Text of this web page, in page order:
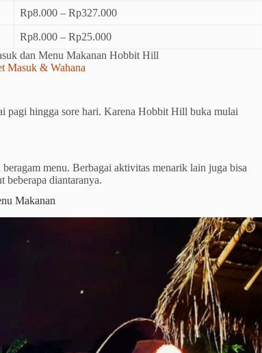
Rp8.000 – Rp327.000
Rp8.000 – Rp25.000
dan Menu Makanan Hobbit Hill
Masuk & Wahana
pagi hingga sore hari. Karena Hobbit Hill buka mulai
menu. Berbagai aktivitas menarik lain juga bisa
diantaranya.
Makanan